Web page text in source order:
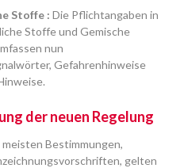
Stoffe : Die Pflichtangaben in
Stoffe und Gemische
nun
Gefahrenhinweise
der neuen Regelung
meisten Bestimmungen,
gelten